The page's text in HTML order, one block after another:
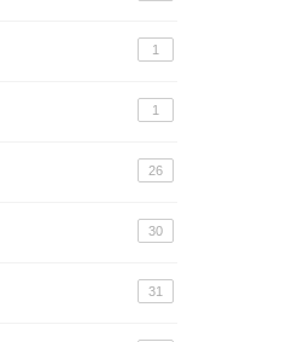
1
1
26
30
31